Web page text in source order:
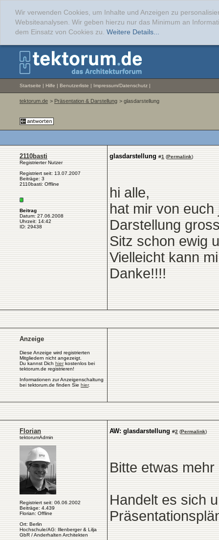
Wir verwenden Cookies, um Inhalte und Anzeigen zu
Websiteanalysen. Wir geben hierzu nur das Minimum an
dem Einsatz von Cookies zu. Weitere Details...
Startseite | Hilfe | Benutzerliste | Impressum/Datenschutz |
tektorum.de > Präsentation & Darstellung > glasdarstellung
2110basti
Registrierter Nutzer
Registriert seit: 13.07.2007
Beiträge: 3
2110basti: Offline
Beitrag
Datum: 27.06.2008
Uhrzeit: 14:42
ID: 29438
glasdarstellung #1 (Permalink)
hi alle,
hat mir von
Darstellung
Sitz schon ewig
Vielleicht kann
Danke!!!!
Anzeige
Diese Anzeige wird registrierten
Mitgliedern nicht angezeigt.
Du kannst Dich hierkostenlos bei
tektorum.de registrieren!
Informationen zur Anzeigenschaltung
bei tektorum.de finden Sie hier.
Florian
tektorumAdmin
Registriert seit: 06.06.2002
Beiträge: 4.439
Florian: Offline
Ort: Berlin
Hochschule/AG: Illenberger & Lilja
GbR / Anderhalten Architekten
AW: glasdarstellung #2 (Permalink)
Bitte etwas
Handelt es sich